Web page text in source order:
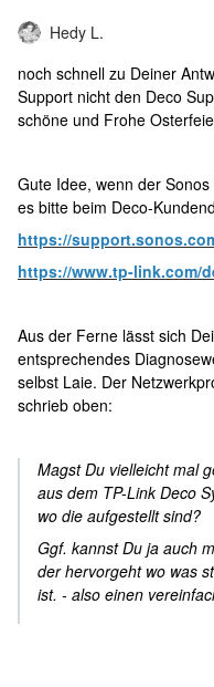
Hedy L.
noch schnell zu Deiner
Support nicht den Deco
schöne und Frohe
Gute Idee, wenn der
es bitte beim Deco-
https://
https://www.tp-link.com/
Aus der Ferne lässt sich
entsprechendes
selbst Laie. Der
schrieb oben:
Magst Du vielleicht mal
aus dem TP-Link Deco
wo die aufgestellt sind?
Ggf. kannst Du ja auch
der hervorgeht wo was
ist. - also einen